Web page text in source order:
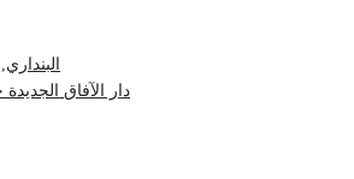
دار الآفاق الجديدة‏